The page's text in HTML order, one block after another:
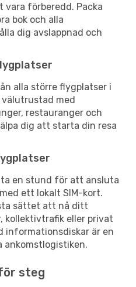
vara förberedd. Packa
bok och alla
dig avslappnad och
alla större flygplatser i
välutrustad med
restauranger och
dig att starta din resa
ta en stund för att ansluta
ett lokalt SIM-kort.
sättet att nå ditt
kollektivtrafik eller privat
informationsdiskar är en
steg